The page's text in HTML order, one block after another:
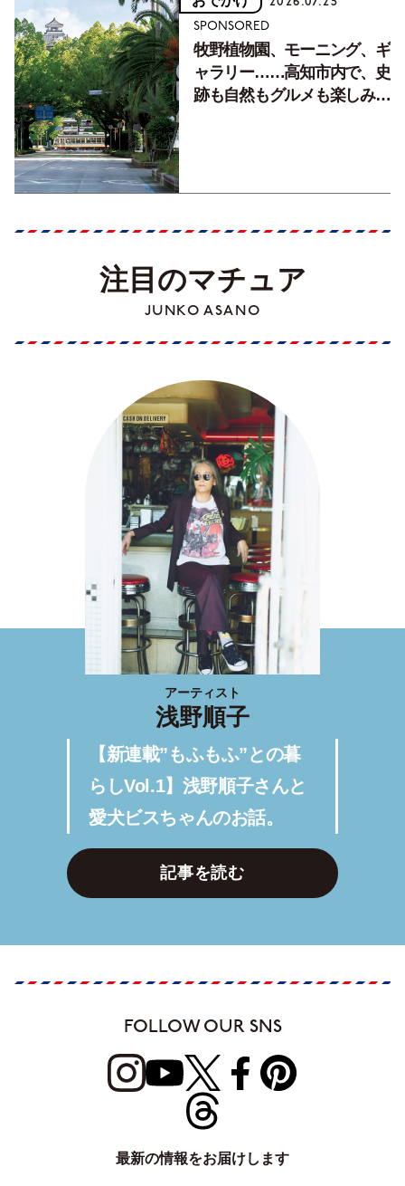
SPONSORED
牧野植物園、モーニング、ギ
ャラリー……高知市内で、史
跡も自然もグルメも楽しみ尽
注目のマチュア
JUNKO ASANO
アーティスト
浅野順子
【新連載”もふもふ”との暮
らしVol.1】浅野順子さんと
愛犬ビスちゃんのお話。
記事を読む
FOLLOW OUR SNS
最新の情報をお届けします